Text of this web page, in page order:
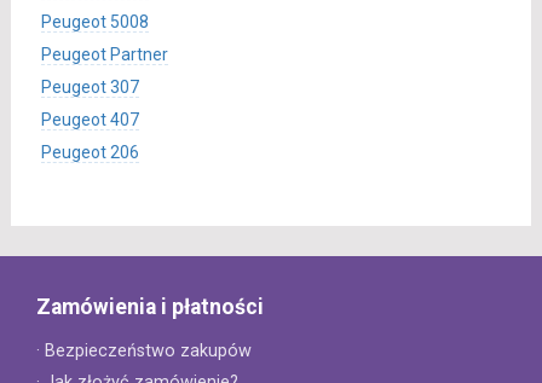
Peugeot 5008
Peugeot Partner
Peugeot 307
Peugeot 407
Peugeot 206
Zamówienia i płatności
· Bezpieczeństwo zakupów